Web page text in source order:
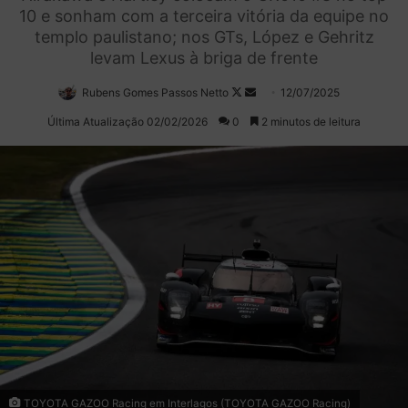
10 e sonham com a terceira vitória da equipe no
templo paulistano; nos GTs, López e Gehritz
levam Lexus à briga de frente
Rubens Gomes Passos Netto
Follow
on
Mande
um
12/07/2025
Última Atualização 02/02/2026 0 2 minutos de leitura
TOYOTA GAZOO Racing em Interlagos (TOYOTA GAZOO Racing)